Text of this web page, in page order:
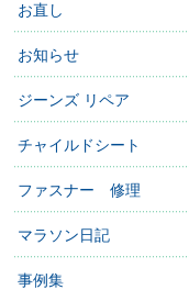
お直し
お知らせ
ジーンズ リペア
チャイルドシート
ファスナー 修理
マラソン日記
事例集